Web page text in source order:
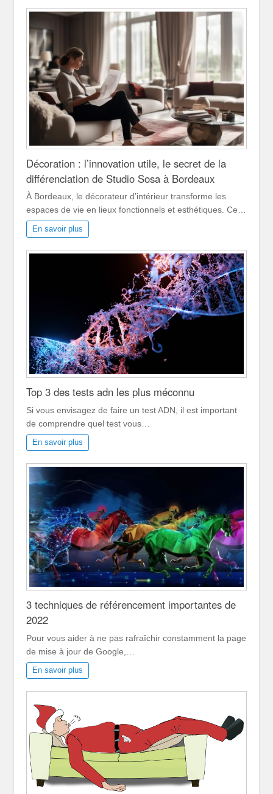
Décoration : l’innovation utile, le secret de la
différenciation de Studio Sosa à Bordeaux
À Bordeaux, le décorateur d’intérieur transforme les
espaces de vie en lieux fonctionnels et esthétiques. Ce…
En savoir plus
Top 3 des tests adn les plus méconnu
Si vous envisagez de faire un test ADN, il est important
de comprendre quel test vous…
En savoir plus
3 techniques de référencement importantes de
2022
Pour vous aider à ne pas rafraîchir constamment la page
de mise à jour de Google,…
En savoir plus